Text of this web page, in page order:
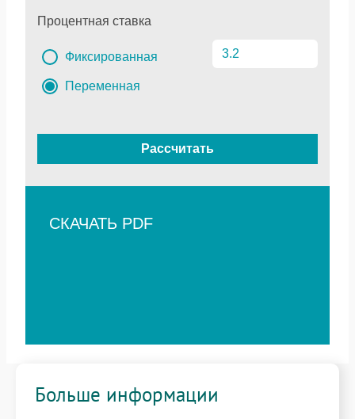
Процентная ставка
Фиксированная
Переменная
Рассчитать
СКАЧАТЬ PDF
Больше информации